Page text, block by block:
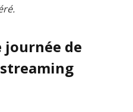
journée de